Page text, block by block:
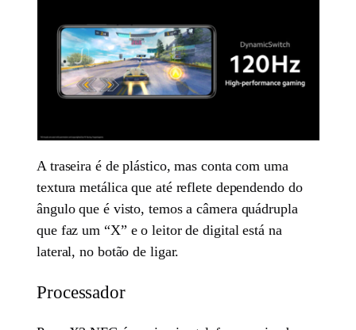
A traseira é de plástico, mas conta com uma
textura metálica que até reflete dependendo do
ângulo que é visto, temos a câmera quádrupla
que faz um “X” e o leitor de digital está na
lateral, no botão de ligar.
Processador